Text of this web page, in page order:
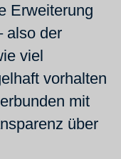
Erweiterung
also der
viel
vorhalten
mit
über